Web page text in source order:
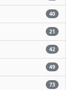
40
21
42
49
73